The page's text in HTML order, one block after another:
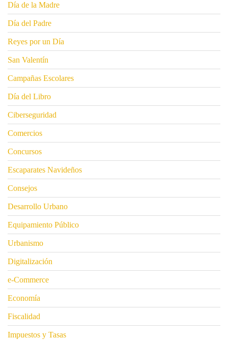
Día de la Madre
Día del Padre
Reyes por un Día
San Valentín
Campañas Escolares
Día del Libro
Ciberseguridad
Comercios
Concursos
Escaparates Navideños
Consejos
Desarrollo Urbano
Equipamiento Público
Urbanismo
Digitalización
e-Commerce
Economía
Fiscalidad
Impuestos y Tasas